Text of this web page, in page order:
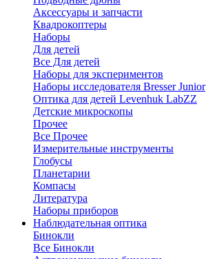
Аксессуары и запчасти
Квадрокоптеры
Наборы
Для детей
Все Для детей
Наборы для экспериментов
Наборы исследователя Bresser Junior
Оптика для детей Levenhuk LabZZ
Детские микроскопы
Прочее
Все Прочее
Измерительные инструменты
Глобусы
Планетарии
Компасы
Литература
Наборы приборов
Наблюдательная оптика
Бинокли
Все Бинокли